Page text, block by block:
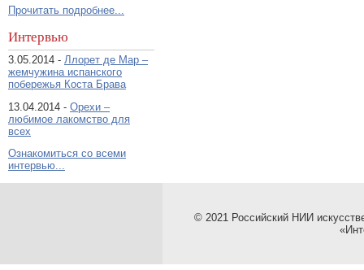
Прочитать подробнее...
Интервью
3.05.2014 - Ллорет де Мар –
жемчужина испанского
побережья Коста Брава
13.04.2014 - Орехи –
любимое лакомство для
всех
Ознакомиться со всеми
интервью...
© 2021 Российский НИИ